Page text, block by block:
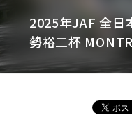
2025年JAF 全日
勢裕二杯